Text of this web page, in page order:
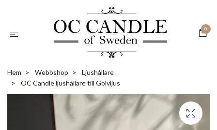
0
Hem Webbshop
Ljushållare
OC Candle ljushållare till Golvljus